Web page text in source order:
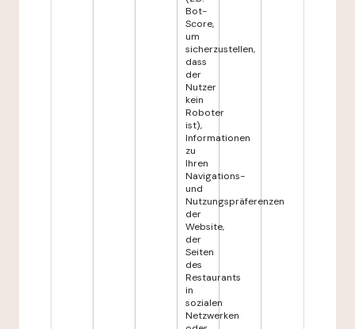
Bot-
Score,
um
sicherzustellen,
dass
der
Nutzer
kein
Roboter
ist),
Informationen
zu
Ihren
Navigations-
und
Nutzungspräferenzen
der
Website,
der
Seiten
des
Restaurants
in
sozialen
Netzwerken